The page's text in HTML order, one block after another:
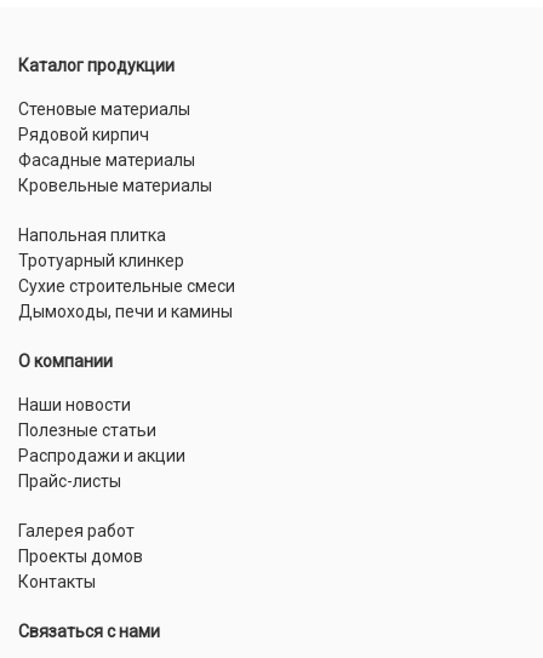
Каталог продукции
Стеновые материалы
Рядовой кирпич
Фасадные материалы
Кровельные материалы
Напольная плитка
Тротуарный клинкер
Сухие строительные смеси
Дымоходы, печи и камины
О компании
Наши новости
Полезные статьи
Распродажи и акции
Прайс-листы
Галерея работ
Проекты домов
Контакты
Связаться с нами